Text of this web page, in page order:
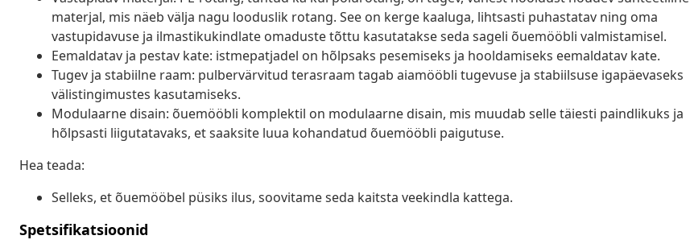
materjal, mis näeb välja nagu looduslik rotang. See on kerge kaaluga, lihtsasti puhastatav ning oma
vastupidavuse ja ilmastikukindlate omaduste tõttu kasutatakse seda sageli õuemööbli valmistamisel.
Eemaldatav ja pestav kate: istmepatjadel on hõlpsaks pesemiseks ja hooldamiseks eemaldatav kate.
Tugev ja stabiilne raam: pulbervärvitud terasraam tagab aiamööbli tugevuse ja stabiilsuse igapäevaseks
välistingimustes kasutamiseks.
Modulaarne disain: õuemööbli komplektil on modulaarne disain, mis muudab selle täiesti paindlikuks ja
hõlpsasti liigutatavaks, et saaksite luua kohandatud õuemööbli paigutuse.
Hea teada:
Selleks, et õuemööbel püsiks ilus, soovitame seda kaitsta veekindla kattega.
Spetsifikatsioonid